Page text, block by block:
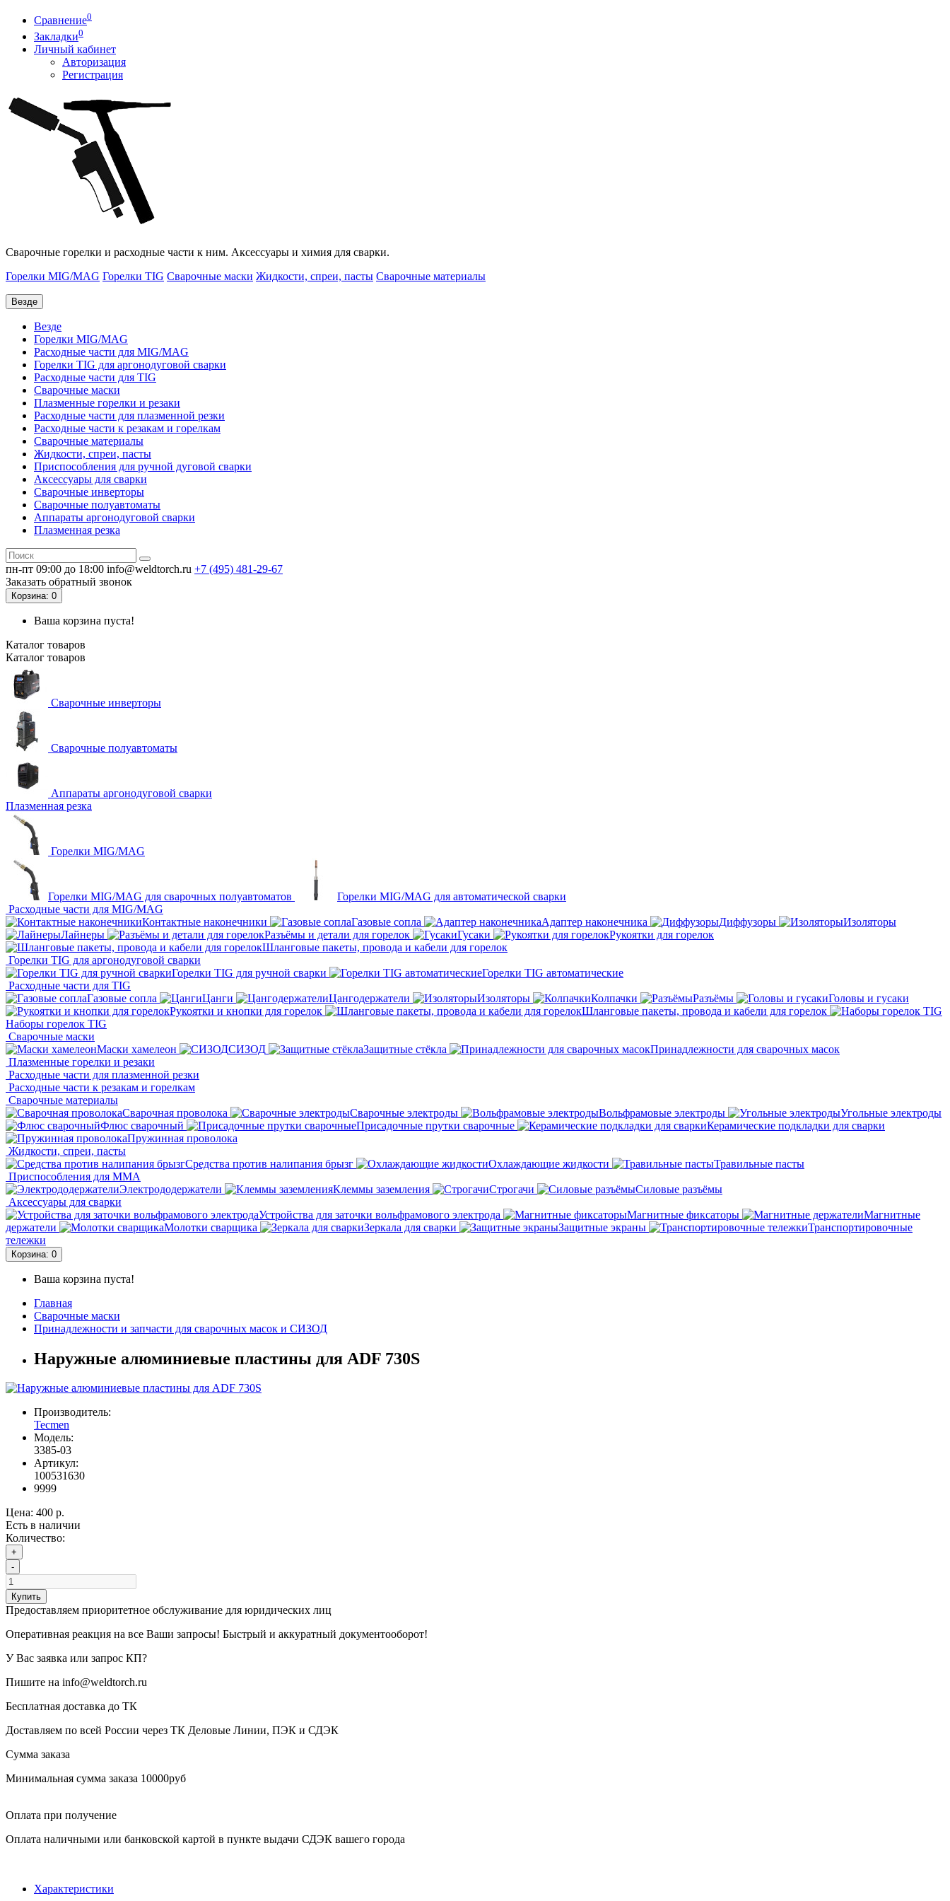
Сравнение0
Закладки0
Личный кабинет
Авторизация
Регистрация
Сварочные горелки и расходные части к ним. Аксессуары и химия для сварки.
Горелки MIG/MAG Горелки TIG Сварочные маски Жидкости, спреи, пасты Сварочные материалы
Везде
Везде
Горелки MIG/MAG
Расходные части для MIG/MAG
Горелки TIG для аргонодуговой сварки
Расходные части для TIG
Сварочные маски
Плазменные горелки и резаки
Расходные части для плазменной резки
Расходные части к резакам и горелкам
Сварочные материалы
Жидкости, спреи, пасты
Приспособления для ручной дуговой сварки
Аксессуары для сварки
Сварочные инверторы
Сварочные полуавтоматы
Аппараты аргонодуговой сварки
Плазменная резка
пн-пт 09:00 до 18:00 info@weldtorch.ru +7 (495) 481-29-67
Заказать обратный звонок
Корзина: 0
Ваша корзина пуста!
Каталог товаров
Каталог товаров
Сварочные инверторы
Сварочные полуавтоматы
Аппараты аргонодуговой сварки
Плазменная резка
Горелки MIG/MAG
Горелки MIG/MAG для сварочных полуавтоматов
Горелки MIG/MAG для автоматической сварки
Расходные части для MIG/MAG
Контактные наконечники
Газовые сопла Адаптер наконечника Диффузоры
Изоляторы
Лайнеры
Разъёмы и детали для горелок Гусаки
Рукоятки для горелок
Шланговые пакеты, провода и кабели для горелок
Горелки TIG для аргонодуговой сварки
Горелки TIG для ручной сварки
Горелки TIG автоматические
Расходные части для TIG
Газовые сопла
Цанги Цангодержатели Изоляторы Колпачки Разъёмы
Головы и гусаки
Рукоятки и кнопки для горелок
Шланговые пакеты, провода и кабели для горелок
Наборы горелок TIG
Сварочные маски
Маски хамелеон
СИЗОД Защитные стёкла
Принадлежности для сварочных масок
Плазменные горелки и резаки
Расходные части для плазменной резки
Расходные части к резакам и горелкам
Сварочные материалы
Сварочная проволока
Сварочные электроды Вольфрамовые электроды
Угольные электроды
Флюс сварочный
Присадочные прутки сварочные
Керамические подкладки для сварки
Пружинная проволока
Жидкости, спреи, пасты
Средства против налипания брызг
Охлаждающие жидкости
Травильные пасты
Приспособления для ММА
Электрододержатели
Клеммы заземления Строгачи
Силовые разъёмы
Аксессуары для сварки
Устройства для заточки вольфрамового электрода
Магнитные фиксаторы
Магнитные
держатели
Молотки сварщика Зеркала для сварки Защитные экраны
Транспортировочные
тележки
Корзина: 0
Ваша корзина пуста!
Главная
Сварочные маски
Принадлежности и запчасти для сварочных масок и СИЗОД
Наружные алюминиевые пластины для ADF 730S
Производитель:
Tecmen
Модель:
3385-03
Артикул:
100531630
9999
Цена: 400 р.
Есть в наличии
Количество:
+
-
Купить
Предоставляем приоритетное обслуживание для юридических лиц
Оперативная реакция на все Ваши запросы! Быстрый и аккуратный документооборот!
У Вас заявка или запрос КП?
Пишите на info@weldtorch.ru
Бесплатная доставка до ТК
Доставляем по всей России через ТК Деловые Линии, ПЭК и СДЭК
Сумма заказа
Минимальная сумма заказа 10000руб
Оплата при получение
Оплата наличными или банковской картой в пункте выдачи СДЭК вашего города
Характеристики